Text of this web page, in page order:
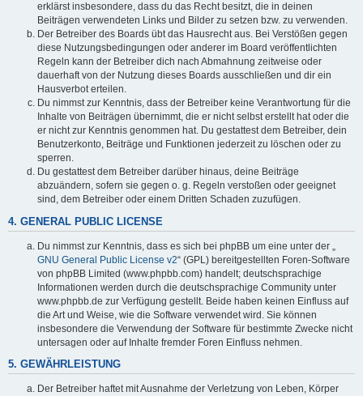
erklärst insbesondere, dass du das Recht besitzt, die in deinen
Beiträgen verwendeten Links und Bilder zu setzen bzw. zu verwenden.
Der Betreiber des Boards übt das Hausrecht aus. Bei Verstößen gegen
diese Nutzungsbedingungen oder anderer im Board veröffentlichten
Regeln kann der Betreiber dich nach Abmahnung zeitweise oder
dauerhaft von der Nutzung dieses Boards ausschließen und dir ein
Hausverbot erteilen.
Du nimmst zur Kenntnis, dass der Betreiber keine Verantwortung für die
Inhalte von Beiträgen übernimmt, die er nicht selbst erstellt hat oder die
er nicht zur Kenntnis genommen hat. Du gestattest dem Betreiber, dein
Benutzerkonto, Beiträge und Funktionen jederzeit zu löschen oder zu
sperren.
Du gestattest dem Betreiber darüber hinaus, deine Beiträge
abzuändern, sofern sie gegen o. g. Regeln verstoßen oder geeignet
sind, dem Betreiber oder einem Dritten Schaden zuzufügen.
4. GENERAL PUBLIC LICENSE
Du nimmst zur Kenntnis, dass es sich bei phpBB um eine unter der „
GNU General Public License v2“ (GPL) bereitgestellten Foren-Software
von phpBB Limited (www.phpbb.com) handelt; deutschsprachige
Informationen werden durch die deutschsprachige Community unter
www.phpbb.de zur Verfügung gestellt. Beide haben keinen Einfluss auf
die Art und Weise, wie die Software verwendet wird. Sie können
insbesondere die Verwendung der Software für bestimmte Zwecke nicht
untersagen oder auf Inhalte fremder Foren Einfluss nehmen.
5. GEWÄHRLEISTUNG
Der Betreiber haftet mit Ausnahme der Verletzung von Leben, Körper